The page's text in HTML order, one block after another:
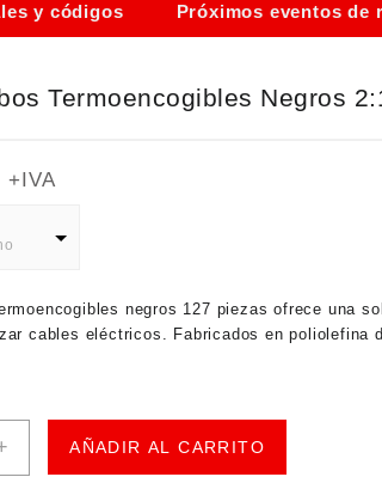
y códigos Próximos eventos de
Termoencogibles Negros
+IVA
negros 127 piezas ofrece una
cables eléctricos. Fabricados en poliolefina
AÑADIR AL CARRITO